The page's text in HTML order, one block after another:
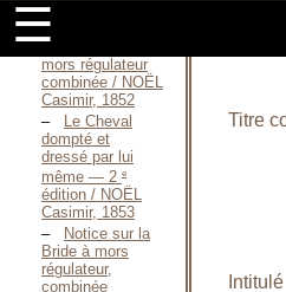
cheval
☰poser la Bride à
mors régulateur
combinée / NOËL
Casimir, 1852
Le Cheval
dompté et
dressé par lui
même — 2 e
édition / NOËL
Casimir, 1853
Notice sur la
Bride à mors
régulateur,
combinée
Titre
Intitulé